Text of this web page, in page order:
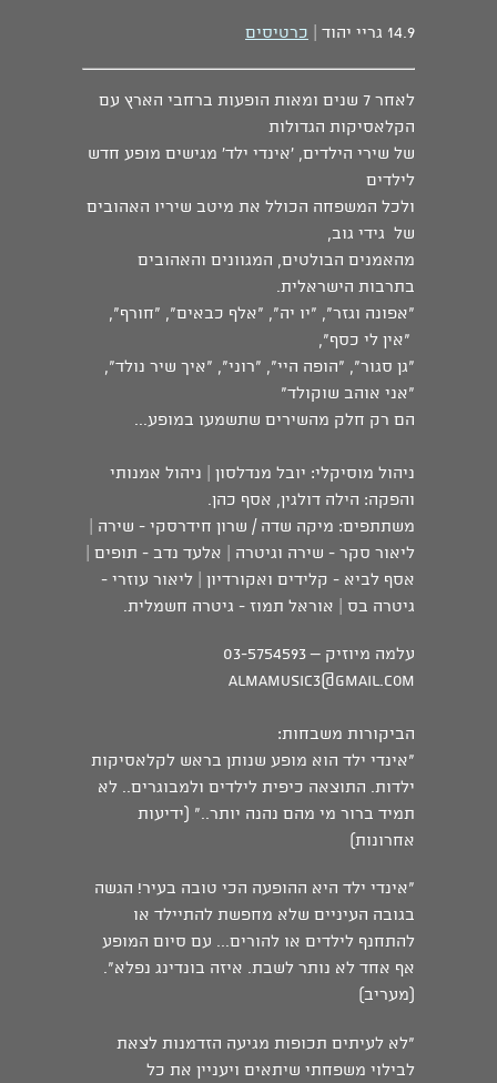
14.9 גריי יהוד | כרטיסים
לאחר 7 שנים ומאות הופעות ברחבי הארץ עם
הקלאסיקות הגדולות
של שירי הילדים, 'אינדי ילד' מגישים מופע חדש
לילדים
ולכל המשפחה הכולל את מיטב שיריו האהובים
של גידי גוב,
מהאמנים הבולטים, המגוונים והאהובים
בתרבות הישראלית.
"אפונה וגזר", "יו יה", "אלף כבאים", "חורף",
"אין לי כסף",
"גן סגור", "הופה היי", "רוני", "איך שיר נולד",
"אני אוהב שוקולד"
הם רק חלק מהשירים שתשמעו במופע...
ניהול מוסיקלי: יובל מנדלסון | ניהול אמנותי
והפקה: הילה דולגין, אסף כהן.
משתתפים: מיקה שדה / שרון חידרסקי - שירה |
ליאור סקר - שירה וגיטרה | אלעד נדב - תופים |
אסף לביא - קלידים ואקורדיון | ליאור עוזרי -
גיטרה בס | אוראל תמוז - גיטרה חשמלית.
עלמה מיוזיק – 03-5754593
almamusic3@gmail.com
הביקורות משבחות:
״אינדי ילד הוא מופע שנותן בראש לקלאסיקות
ילדות. התוצאה כיפית לילדים ולמבוגרים.. לא
תמיד ברור מי מהם נהנה יותר.." (ידיעות
אחרונות)
"אינדי ילד היא ההופעה הכי טובה בעיר! הגשה
בגובה העיניים שלא מחפשת להתיילד או
להתחנף לילדים או להורים... עם סיום המופע
אף אחד לא נותר לשבת. איזה בונדינג נפלא".
(מעריב)
"לא לעיתים תכופות מגיעה הזדמנות לצאת
לבילוי משפחתי שיתאים ויעניין את כל